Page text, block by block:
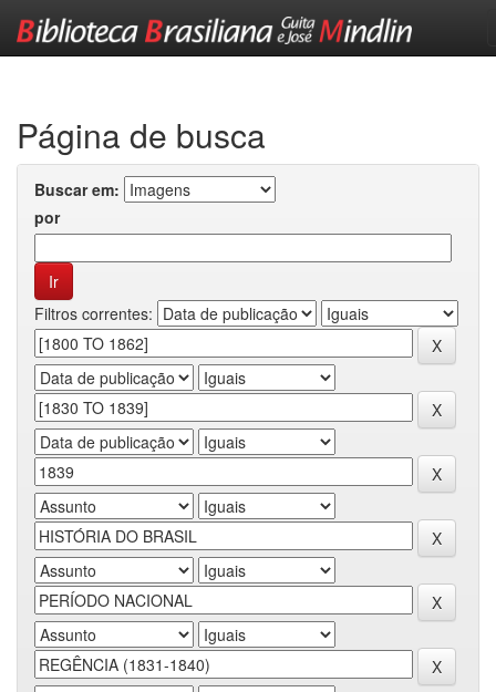
Página de busca
Buscar em:
por
Filtros correntes: